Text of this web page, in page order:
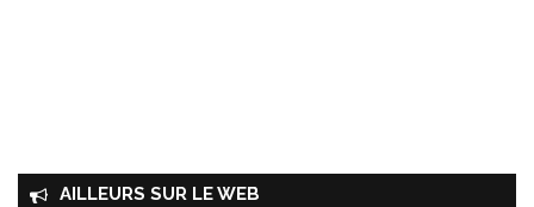
AILLEURS SUR LE WEB